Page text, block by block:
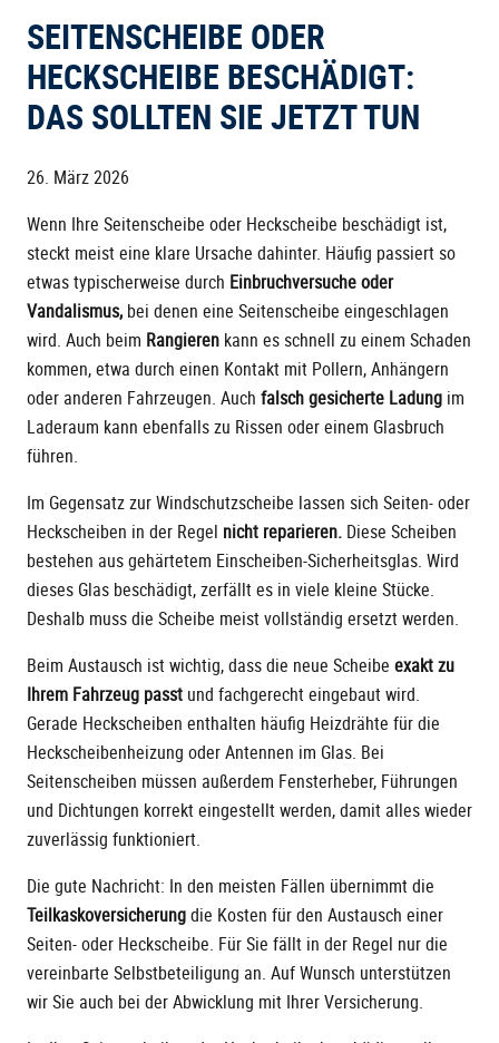
SEITENSCHEIBE ODER
HECKSCHEIBE BESCHÄDIGT:
DAS SOLLTEN SIE JETZT TUN
26. März 2026
Wenn Ihre Seitenscheibe oder Heckscheibe beschädigt ist,
steckt meist eine klare Ursache dahinter. Häufig passiert so
etwas typischerweise durch Einbruchversuche oder
Vandalismus, bei denen eine Seitenscheibe eingeschlagen
wird. Auch beim Rangieren kann es schnell zu einem Schaden
kommen, etwa durch einen Kontakt mit Pollern, Anhängern
oder anderen Fahrzeugen. Auch falsch gesicherte Ladung im
Laderaum kann ebenfalls zu Rissen oder einem Glasbruch
führen.
Im Gegensatz zur Windschutzscheibe lassen sich Seiten- oder
Heckscheiben in der Regel nicht reparieren. Diese Scheiben
bestehen aus gehärtetem Einscheiben-Sicherheitsglas. Wird
dieses Glas beschädigt, zerfällt es in viele kleine Stücke.
Deshalb muss die Scheibe meist vollständig ersetzt werden.
Beim Austausch ist wichtig, dass die neue Scheibe exakt zu
Ihrem Fahrzeug passt und fachgerecht eingebaut wird.
Gerade Heckscheiben enthalten häufig Heizdrähte für die
Heckscheibenheizung oder Antennen im Glas. Bei
Seitenscheiben müssen außerdem Fensterheber, Führungen
und Dichtungen korrekt eingestellt werden, damit alles wieder
zuverlässig funktioniert.
Die gute Nachricht: In den meisten Fällen übernimmt die
Teilkaskoversicherung die Kosten für den Austausch einer
Seiten- oder Heckscheibe. Für Sie fällt in der Regel nur die
vereinbarte Selbstbeteiligung an. Auf Wunsch unterstützen
wir Sie auch bei der Abwicklung mit Ihrer Versicherung.